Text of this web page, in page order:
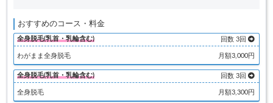
おすすめのコース・料金
全身脱毛(乳首・乳輪含む) 回数 3回
わがまま全身脱毛 月額3,000円
全身脱毛(乳首・乳輪含む) 回数 3回
全身脱毛 月額3,300円